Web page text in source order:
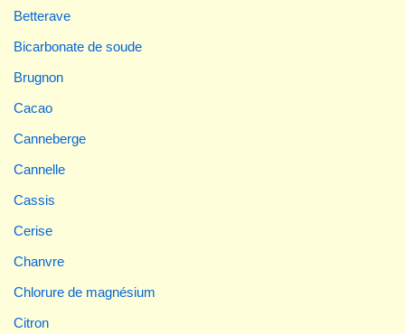
Betterave
Bicarbonate de soude
Brugnon
Cacao
Canneberge
Cannelle
Cassis
Cerise
Chanvre
Chlorure de magnésium
Citron